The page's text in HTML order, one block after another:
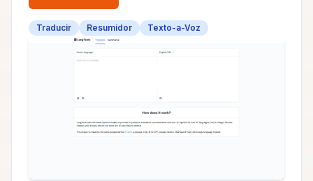
Traducir Resumidor Texto-a-Voz